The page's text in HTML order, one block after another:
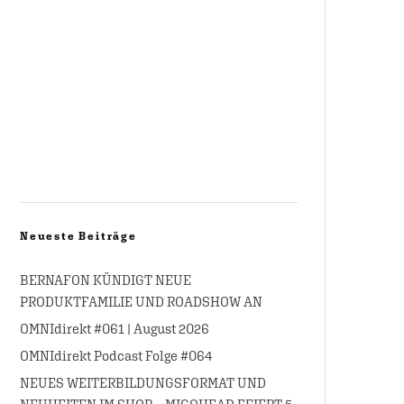
Neueste Beiträge
BERNAFON KÜNDIGT NEUE
PRODUKTFAMILIE UND ROADSHOW AN
OMNIdirekt #061 | August 2026
OMNIdirekt Podcast Folge #064
NEUES WEITERBILDUNGSFORMAT UND